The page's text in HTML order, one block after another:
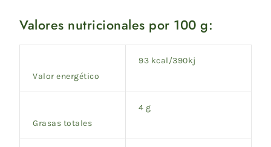
Valores nutricionales por 100 g:
Valor energético
93 kcal/390kj
Grasas totales
4 g